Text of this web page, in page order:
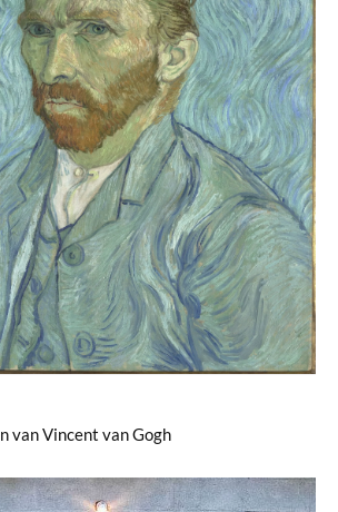
van Vincent van Gogh